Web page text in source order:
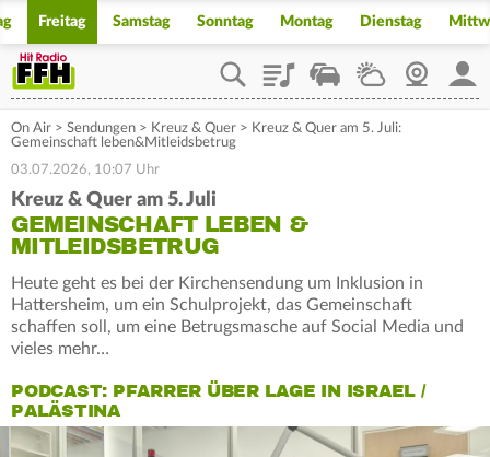
Freitag Samstag Sonntag Montag Dienstag
PlaylistStaupilotWetterWebcam
On Air > Sendungen > Kreuz & Quer > Kreuz & Quer am 5. Juli:
Gemeinschaft leben&Mitleidsbetrug
03.07.2026, 10:07 Uhr
Kreuz & Quer am 5. Juli
GEMEINSCHAFT LEBEN &
MITLEIDSBETRUG
Heute geht es bei der Kirchensendung um Inklusion in
Hattersheim, um ein Schulprojekt, das Gemeinschaft
schaffen soll, um eine Betrugsmasche auf Social Media und
vieles mehr…
PODCAST: PFARRER ÜBER LAGE IN ISRAEL /
PALÄSTINA